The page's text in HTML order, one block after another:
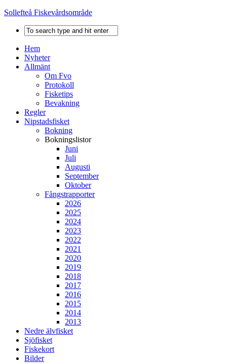
Sollefteå Fiskevårdsområde
Hem
Nyheter
Allmänt
Om Fvo
Protokoll
Fisketips
Bevakning
Regler
Nipstadsfisket
Bokning
Bokningslistor
Juni
Juli
Augusti
September
Oktober
Fångstrapporter
2026
2025
2024
2023
2022
2021
2020
2019
2018
2017
2016
2015
2014
2013
Nedre älvfisket
Sjöfisket
Fiskekort
Bilder